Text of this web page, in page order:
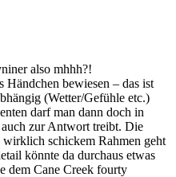
also mhhh?!
Händchen bewiesen – das ist
(Wetter/Gefühle etc.)
darf man dann doch in
zur Antwort treibt. Die
schickem Rahmen geht
könnte da durchaus etwas
dem Cane Creek fourty